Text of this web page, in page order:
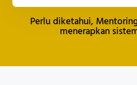
Perlu diketahui,
menerapkan